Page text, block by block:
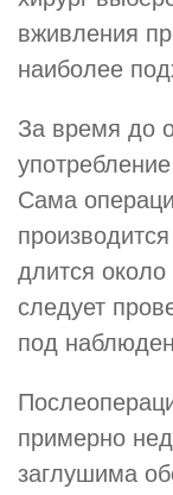
вживления
наиболее
За время до
Сама
длится
следует
под
примерно
заглушима